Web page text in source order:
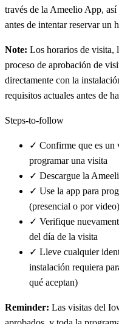
través de la Ameelio App, así
antes de intentar reservar un
Note: Los horarios de visita,
proceso de aprobación de
directamente con la
requisitos actuales antes de
Steps-to-follow
✓ Confirme que es un
programar una visita
✓ Descargue la
✓ Use la app para
(presencial o por video)
✓ Verifique
del día de la visita
✓ Lleve cualquier
instalación requiera
qué aceptan)
Reminder: Las visitas del